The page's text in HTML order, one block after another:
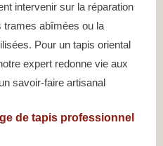
intervenir sur la réparation
trames abîmées ou la
Pour un tapis oriental
expert redonne vie aux
savoir-faire artisanal
de tapis professionnel